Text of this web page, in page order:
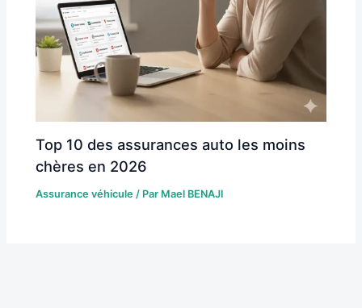
Top 10 des assurances auto les moins
chères en 2026
Assurance véhicule / Par Mael BENAJI